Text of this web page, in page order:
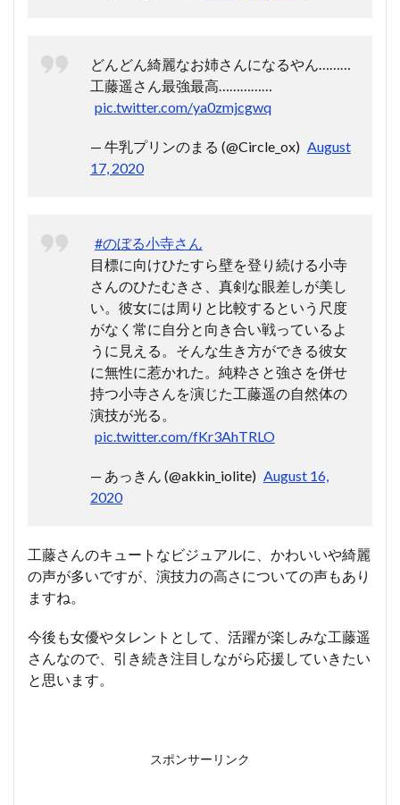
どんどん綺麗なお姉さんになるやん………
工藤遥さん最強最高……………
pic.twitter.com/ya0zmjcgwq
— 牛乳プリンのまる (@Circle_ox) August
17, 2020
#のぼる小寺さん
目標に向けひたすら壁を登り続ける小寺
さんのひたむきさ、真剣な眼差しが美し
い。彼女には周りと比較するという尺度
がなく常に自分と向き合い戦っているよ
うに見える。そんな生き方ができる彼女
に無性に惹かれた。純粋さと強さを併せ
持つ小寺さんを演じた工藤遥の自然体の
演技が光る。
pic.twitter.com/fKr3AhTRLO
— あっきん (@akkin_iolite) August 16,
2020
工藤さんのキュートなビジュアルに、かわいいや綺麗
の声が多いですが、演技力の高さについての声もあり
ますね。
今後も女優やタレントとして、活躍が楽しみな工藤遥
さんなので、引き続き注目しながら応援していきたい
と思います。
スポンサーリンク